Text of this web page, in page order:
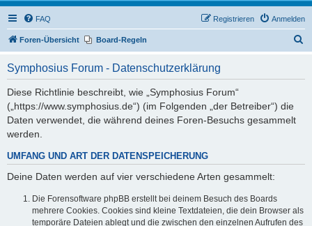
FAQ Anmelden
Registrieren
Foren-Übersicht Board-Regeln
Symphosius Forum - Datenschutzerklärung
Diese Richtlinie beschreibt, wie „Symphosius Forum“
(„https://www.symphosius.de“) (im Folgenden „der Betreiber“) die
Daten verwendet, die während deines Foren-Besuchs gesammelt
werden.
UMFANG UND ART DER DATENSPEICHERUNG
Deine Daten werden auf vier verschiedene Arten gesammelt:
Die Forensoftware phpBB erstellt bei deinem Besuch des Boards
mehrere Cookies. Cookies sind kleine Textdateien, die dein Browser als
temporäre Dateien ablegt und die zwischen den einzelnen Aufrufen des